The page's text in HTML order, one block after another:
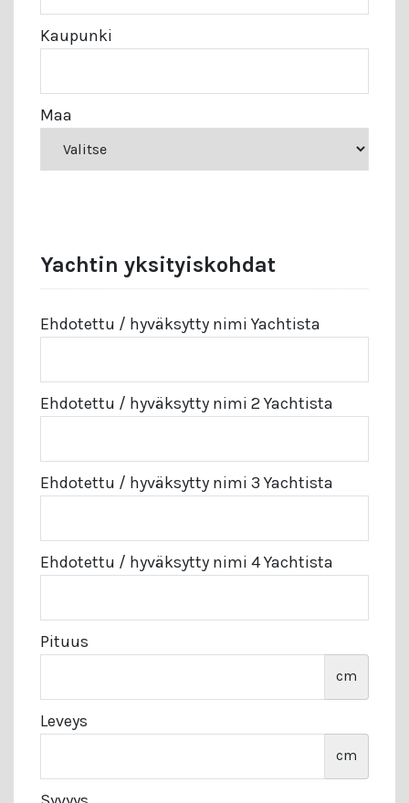
Kaupunki
Maa
Yachtin yksityiskohdat
Ehdotettu / hyväksytty nimi Yachtista
Ehdotettu / hyväksytty nimi 2 Yachtista
Ehdotettu / hyväksytty nimi 3 Yachtista
Ehdotettu / hyväksytty nimi 4 Yachtista
Pituus
cm
Leveys
cm